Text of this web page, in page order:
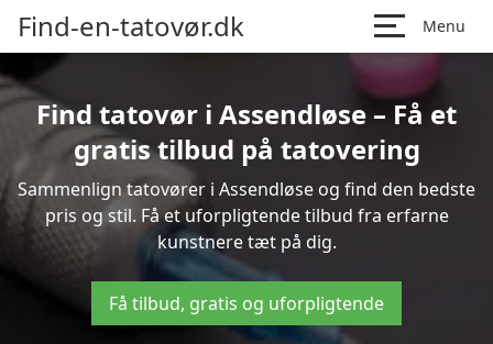
Find-en-tatovør.dk Menu
Find tatovør i Assendløse – Få et
gratis tilbud på tatovering
Sammenlign tatovører i Assendløse og find den bedste
pris og stil. Få et uforpligtende tilbud fra erfarne
kunstnere tæt på dig.
Få tilbud, gratis og uforpligtende